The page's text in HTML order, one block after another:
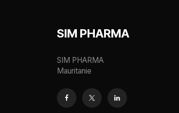
SIM PHARMA
SIM PHARMA
Mauritanie